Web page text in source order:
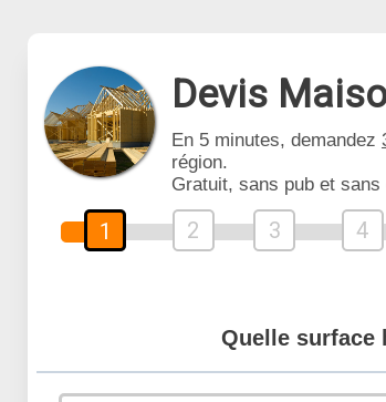
Devis
En 5 minutes, demandez
région.
Gratuit, sans pub et sans
1 2 3 4
Quelle surface